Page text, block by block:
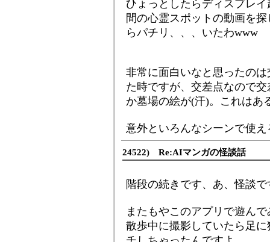
ひょっとしたらディスプレ
間の心霊スポットの動画を
らパチリ、、、いたわwww
非常に面白いなと思ったの
た時ですが、交差点なので
か墓場の絵が(汗)。これはあ
意外といろんなシーンで使
24522) Re:AIマンガの怪談話
階段の続きです、あ、怪談
またもやこのアプリで遊ん
散歩中に撮影していたら足